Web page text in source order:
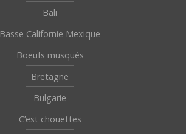
Bali
Basse Californie Mexique
Boeufs musqués
Bretagne
Bulgarie
C’est chouettes